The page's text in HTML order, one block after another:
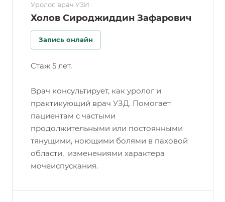
Уролог, врач УЗИ
Холов Сироджиддин Зафарович
Запись онлайн
Стаж 5 лет.
Врач консультирует, как уролог и
практикующий врач УЗД. Помогает
пациентам с частыми
продолжительными или постоянными
тянущими, ноющими болями в паховой
области, изменениями характера
мочеиспускания.